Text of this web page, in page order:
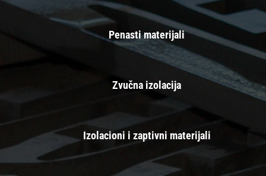
Penasti materijali
Zvučna izolacija
Izolacioni i zaptivni materijali